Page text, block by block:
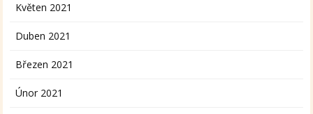
Květen 2021
Duben 2021
Březen 2021
Únor 2021